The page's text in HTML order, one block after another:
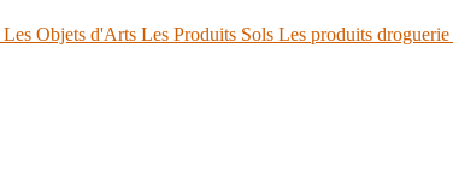
Les Objets d'Arts Les Produits Sols Les produits droguerie